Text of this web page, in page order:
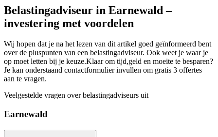
Belastingadviseur in Earnewald –
investering met voordelen
Wij hopen dat je na het lezen van dit artikel goed geïnformeerd bent
over de pluspunten van een belastingadviseur. Ook weet je waar je
op moet letten bij je keuze.Klaar om tijd,geld en moeite te besparen?
Je kan onderstaand contactformulier invullen om gratis 3 offertes
aan te vragen.
Veelgestelde vragen over belastingadviseurs uit
Earnewald